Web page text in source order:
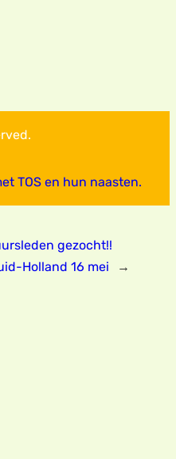
TOS en hun naasten.
gezocht!!
Holland 16 mei →